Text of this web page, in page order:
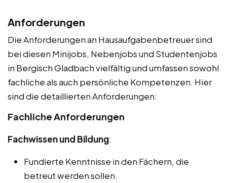
Anforderungen
Die Anforderungen an Hausaufgabenbetreuer sind
bei diesen Minijobs, Nebenjobs und Studentenjobs
in Bergisch Gladbach vielfältig und umfassen sowohl
fachliche als auch persönliche Kompetenzen. Hier
sind die detaillierten Anforderungen:
Fachliche Anforderungen
Fachwissen und Bildung:
Fundierte Kenntnisse in den Fächern, die
betreut werden sollen.